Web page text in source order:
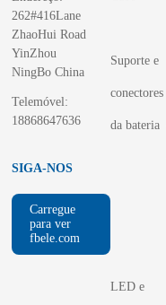
262#416Lane
ZhaoHui Road
YinZhou
NingBo China
Telemóvel:
18868647636
SIGA-NOS
Carregue
para ver
fbele.com
Suporte e
conectores
da bateria
LED e